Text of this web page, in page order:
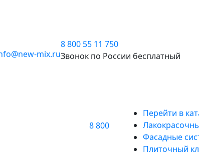
mix.ru
8 800 55 11 750
Звонок по России бесплатный
утепления фасадов New MIX HeatWALL
8 800
Перейти в
Фасадные
Плиточный